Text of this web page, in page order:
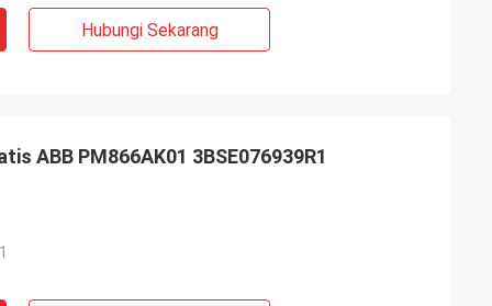
Hubungi Sekarang
ABB PM866AK01 3BSE076939R1